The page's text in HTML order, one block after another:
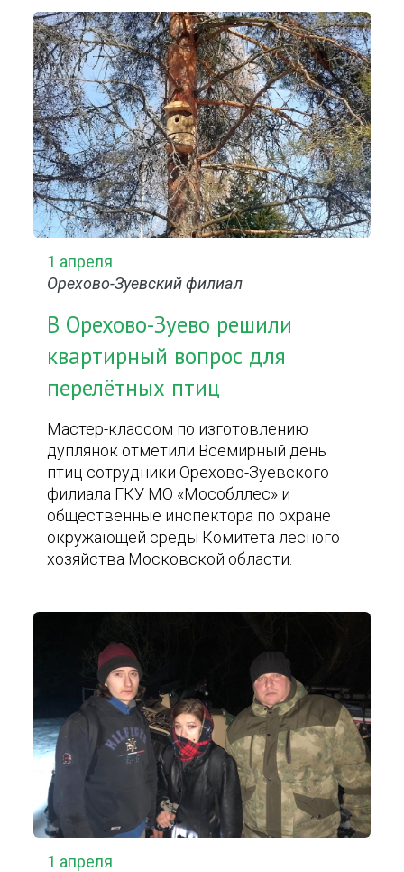
1 апреля
Орехово-Зуевский филиал
В Орехово-Зуево решили
квартирный вопрос для
перелётных птиц
Мастер-классом по изготовлению
дуплянок отметили Всемирный день
птиц сотрудники Орехово-Зуевского
филиала ГКУ МО «Мособллес» и
общественные инспектора по охране
окружающей среды Комитета лесного
хозяйства Московской области.
1 апреля